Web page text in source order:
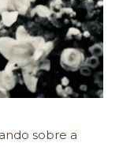
sobre a